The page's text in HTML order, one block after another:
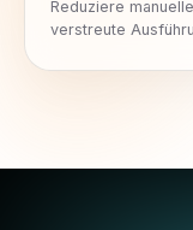
zu betreuen,